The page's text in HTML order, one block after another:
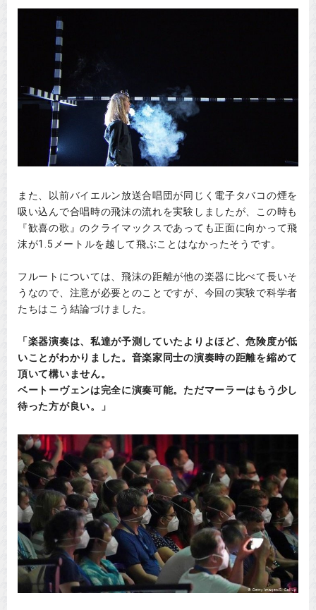
また、以前バイエルン放送合唱団が同じく電子タバコの煙を
吸い込んで合唱時の飛沫の流れを実験しましたが、この時も
『歓喜の歌』のクライマックスであっても正面に向かって飛
沫が1.5メートルを越して飛ぶことはなかったそうです。
フルートについては、飛沫の距離が他の楽器に比べて長いそ
うなので、注意が必要とのことですが、今回の実験で科学者
たちはこう結論づけました。
「楽器演奏は、私達が予測していたよりよほど、危険度が低
いことがわかりました。音楽家同士の演奏時の距離を縮めて
頂いて構いません。
ベートーヴェンは完全に演奏可能。ただマーラーはもう少し
待った方が良い。」